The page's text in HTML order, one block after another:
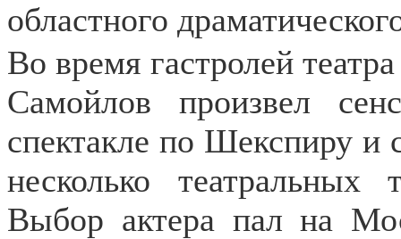
областного
Во время гастролей
Самойлов произвел
спектакле по Шекспиру и
несколько
Выбор актера пал на